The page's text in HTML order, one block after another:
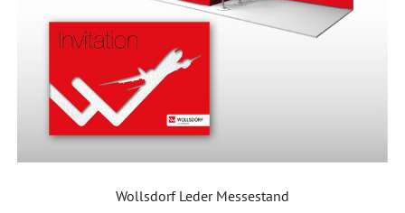
Wollsdorf Leder Messestand